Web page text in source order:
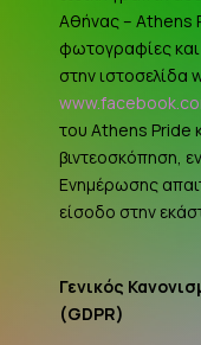
Αθήνας – Athens
φωτογραφίες και
στην ιστοσελίδα
του Athens Pride
βιντεοσκόπηση,
Ενημέρωσης
είσοδο στην
Γενικός
(GDPR)